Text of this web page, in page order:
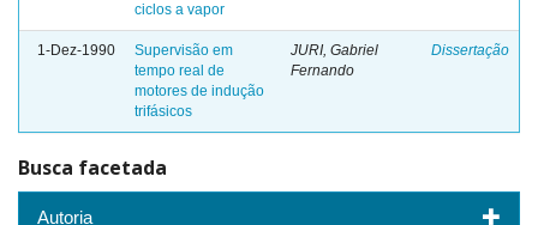
ciclos a vapor
1-Dez-1990
Supervisão em
tempo real de
motores de indução
trifásicos
JURI, Gabriel
Fernando
Dissertação
Busca facetada
Autoria